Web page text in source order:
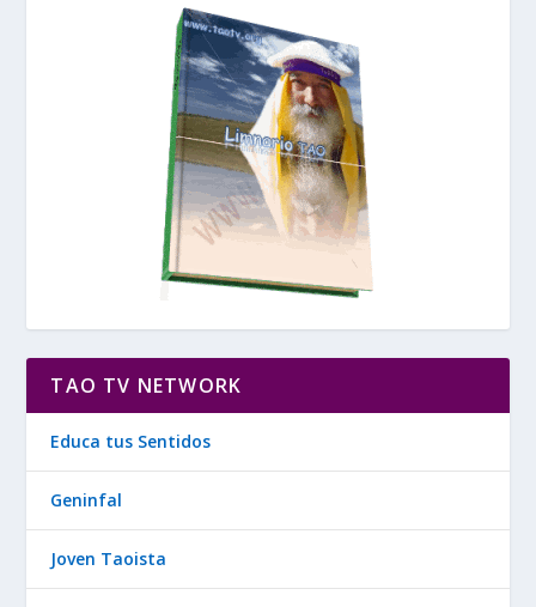
TAO TV NETWORK
Educa tus Sentidos
Geninfal
Joven Taoista